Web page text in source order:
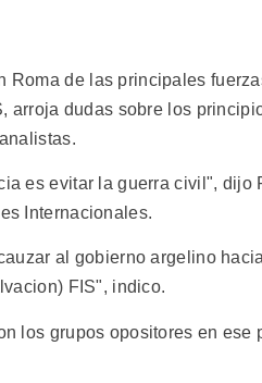
Roma de las principales
arroja dudas sobre los
es evitar la guerra civil", dijo
Internacionales.
al gobierno argelino
FIS", indico.
los grupos opositores en